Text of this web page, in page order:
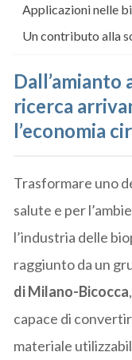
Applicazioni nelle
Un contributo alla
Dall’amianto
ricerca
l’economia
Trasformare uno
salute e per
l’industria delle
raggiunto da un
di Milano-Bicocca
capace di
materiale